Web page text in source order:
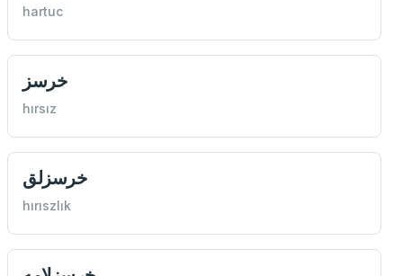
hartuc
خرسز
hırsız
خرسزلق
hırıszlık